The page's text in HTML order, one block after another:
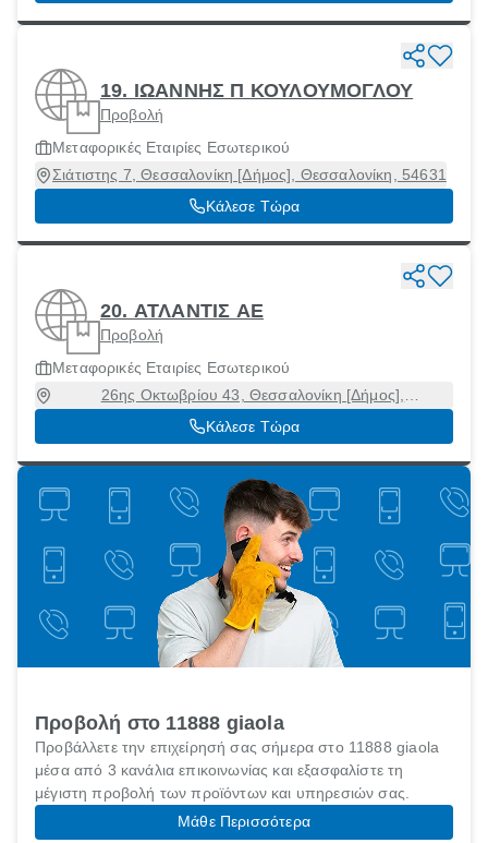
19. ΙΩΑΝΝΗΣ Π ΚΟΥΛΟΥΜΟΓΛΟΥ
Προβολή
Μεταφορικές Εταιρίες Εσωτερικού
Σιάτιστης 7, Θεσσαλονίκη [Δήμος], Θεσσαλονίκη, 54631
Κάλεσε Τώρα
20. ΑΤΛΑΝΤΙΣ ΑΕ
Προβολή
Μεταφορικές Εταιρίες Εσωτερικού
26ης Οκτωβρίου 43, Θεσσαλονίκη [Δήμος],
Θεσσαλονίκη, 54627
Κάλεσε Τώρα
Προβολή στο 11888 giaola
Προβάλλετε την επιχείρησή σας σήμερα στο 11888 giaola
μέσα από 3 κανάλια επικοινωνίας και εξασφαλίστε τη
μέγιστη προβολή των προϊόντων και υπηρεσιών σας.
Μάθε Περισσότερα